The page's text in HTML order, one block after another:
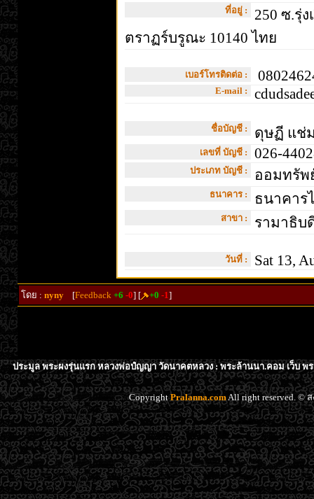
ที่อยู่ :
250 ซ.รุ่
ตราฏร์บรูณะ 10140 ไทย
เบอร์โทรติดต่อ :
E-mail :
ชื่อบัญชี : ดุษฏี แช่
เลขที่ บัญชี : 026-
ประเภท บัญชี : ออมทรัพ
ธนาคาร : ธนาคาร
สาขา : รามาธิบ
วันที่ : Sat 13,
โดย : nyny [Feedback +6 -0] [ +0 -1]
ประมูล พระผงรุ่นแรก หลวงพ่อปํญญา วัดนาคตหลวง : พระล้านนา.คอม เว็บ พ
CopyrightPralanna.comAll right reserved. ©